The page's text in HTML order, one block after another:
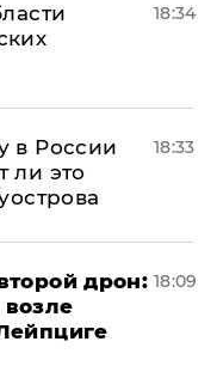
18:34
в России
ли это
18:33
дрон: 18:09